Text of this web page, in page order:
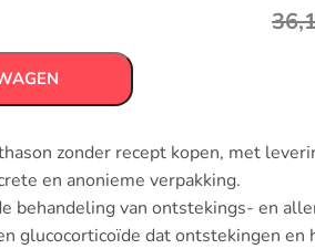
zonder recept kopen, met
en anonieme verpakking.
behandeling van ontstekings- en
glucocorticoïde dat ontstekingen en